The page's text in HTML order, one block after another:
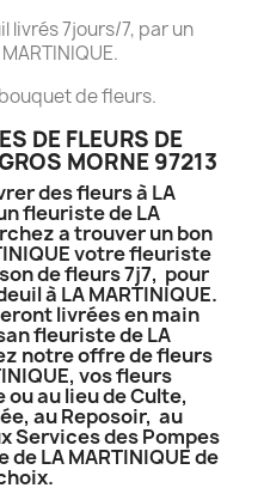
livrés 7jours/7, par un
de fleurs.
DE FLEURS DE
MORNE 97213
des fleurs à LA
fleuriste de LA
a trouver un bon
votre fleuriste
de fleurs 7j7, pour
à LA MARTINIQUE.
livrées en main
fleuriste de LA
notre offre de fleurs
vos fleurs
au lieu de Culte,
au Reposoir, au
Services des Pompes
LA MARTINIQUE de